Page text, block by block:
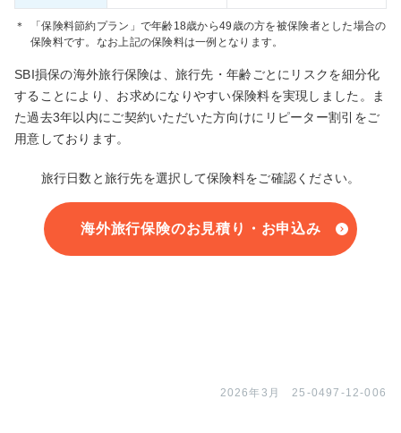
＊
「保険料節約プラン」で年齢18歳から49歳の方を被保険者とした場合の
保険料です。なお上記の保険料は一例となります。
SBI損保の海外旅行保険は、旅行先・年齢ごとにリスクを細分化
することにより、お求めになりやすい保険料を実現しました。ま
た過去3年以内にご契約いただいた方向けにリピーター割引をご
用意しております。
旅行日数と旅行先を選択して保険料をご確認ください。
海外旅行保険のお見積り・お申込み
2026年3月 25-0497-12-006